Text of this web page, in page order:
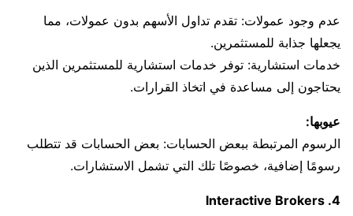
عدم وجود عمولات: تقدم تداول الأسهم بدون عمولات، مما
يجعلها جذابة للمستثمرين.
خدمات استشارية: توفر خدمات استشارية للمستثمرين الذين
يحتاجون إلى مساعدة في اتخاذ القرارات.
عيوبها:
الرسوم المرتبطة ببعض الحسابات: بعض الحسابات قد تتطلب
رسومًا إضافية، خصوصًا تلك التي تشمل الاستشارات.
4. Interactive Brokers